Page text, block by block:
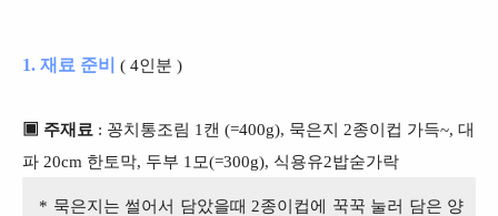
1. 재료 준비 ( 4인분 )
▣ 주재료 : 꽁치통조림 1캔 (=400g), 묵은지 2종이컵 가득~, 대
파 20cm 한토막, 두부 1모(=300g), 식용유2밥숟가락
* 묵은지는 썰어서 담았을때 2종이컵에 꾹꾹 눌러 담은 양